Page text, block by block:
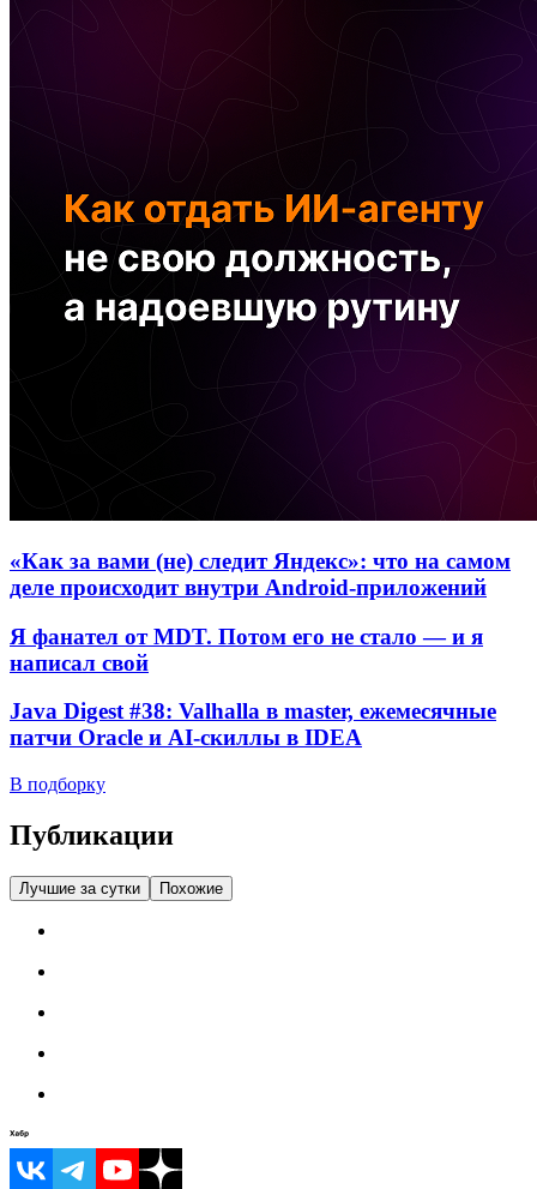
«Как за вами (не) следит Яндекс»: что на самом
деле происходит внутри Android-приложений
Я фанател от MDT. Потом его не стало — и я
написал свой
Java Digest #38: Valhalla в master, ежемесячные
патчи Oracle и AI-скиллы в IDEA
В подборку
Публикации
Лучшие за сутки Похожие